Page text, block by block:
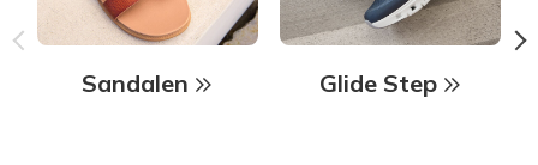
Sandalen Glide Step